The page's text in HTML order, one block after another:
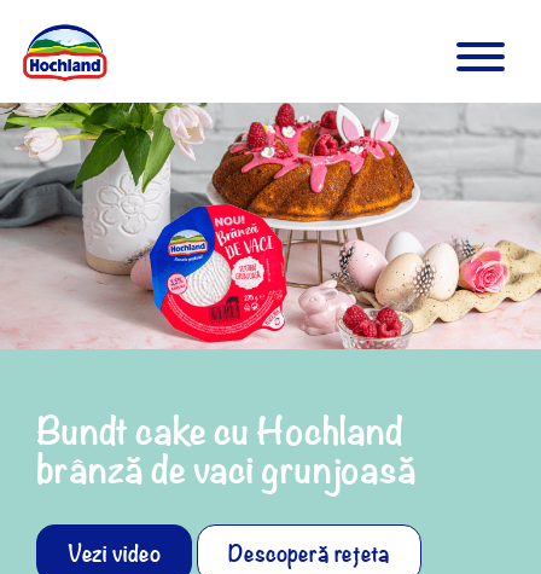
Bundt cake cu Hochland
brânză de vaci grunjoasă
Vezi video Descoperă rețeta